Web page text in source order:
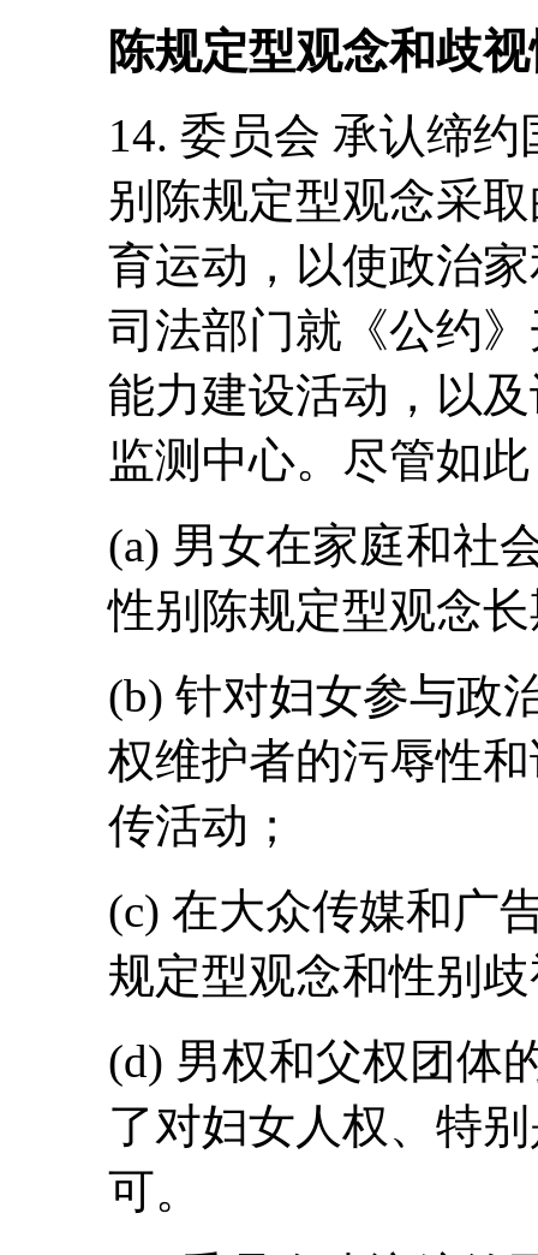
陈规定型观念和歧
14. 委员会 承认缔
别陈规定型观念采
育运动，以使政治
司法部门就《公约
能力建设活动，以
监测中心。尽管如
(a) 男女在家庭和社
性别陈规定型观念
(b) 针对妇女参与政
权维护者的污辱性
传活动；
(c) 在大众传媒和广
规定型观念和性别
(d) 男权和父权团体
了对妇女人权、特
可。